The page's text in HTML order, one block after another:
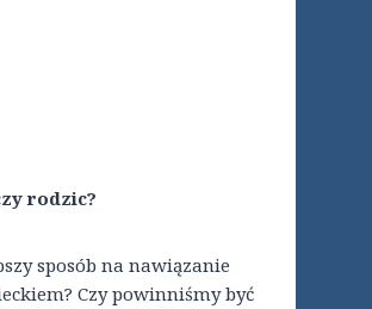
rodzic?
sposób na nawiązanie
Czy powinniśmy być